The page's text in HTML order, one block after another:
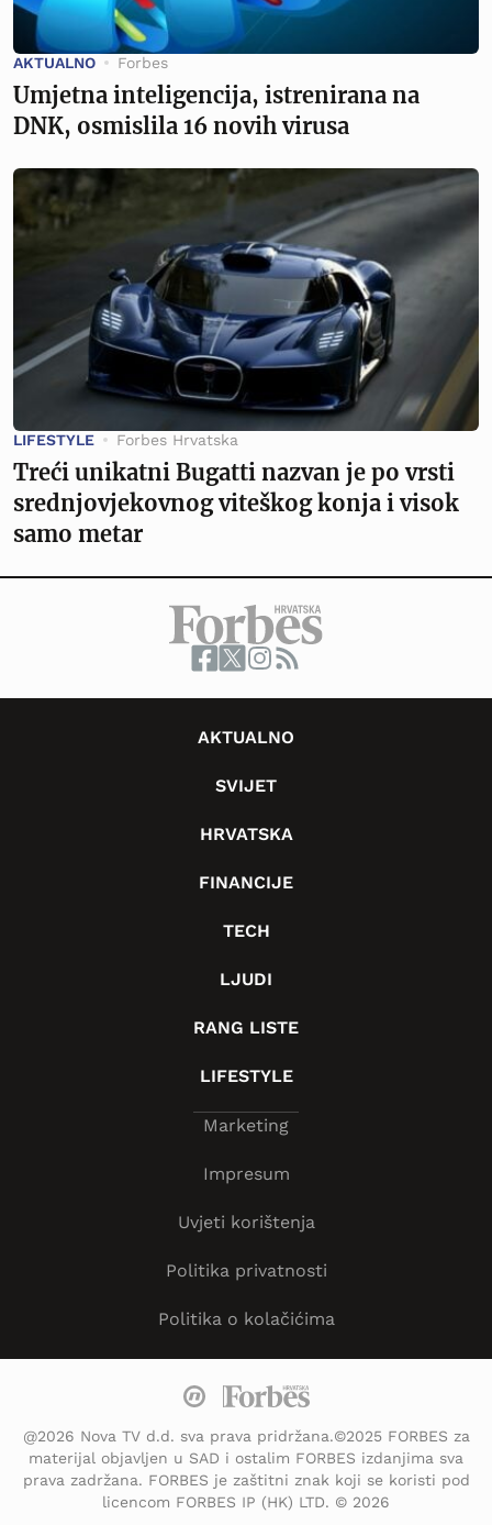
AKTUALNO Forbes
Umjetna inteligencija, istrenirana na
DNK, osmislila 16 novih virusa
LIFESTYLE Forbes Hrvatska
Treći unikatni Bugatti nazvan je po vrsti
srednjovjekovnog viteškog konja i visok
samo metar
AKTUALNO
SVIJET
HRVATSKA
FINANCIJE
TECH
LJUDI
RANG LISTE
LIFESTYLE
Marketing
Impresum
Uvjeti korištenja
Politika privatnosti
Politika o kolačićima
@2026 Nova TV d.d. sva prava pridržana.©2025 FORBES za
materijal objavljen u SAD i ostalim FORBES izdanjima sva
prava zadržana. FORBES je zaštitni znak koji se koristi pod
licencom FORBES IP (HK) LTD. © 2026